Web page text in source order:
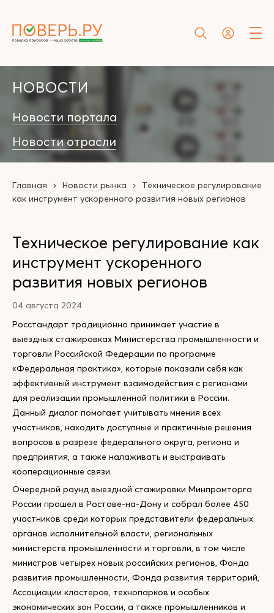
НОВОСТИ
Новости портала
Новости отрасли
Главная Новости рынка
Техническое регулирование
как инструмент ускоренного развития новых регионов
Техническое регулирование как
инструмент ускоренного
развития новых регионов
04 августа 2024
Росстандарт традиционно принимает участие в
выездных стажировках Министерства промышленности и
торговли Российской Федерации по программе
«Федеральная практика», которые показали себя как
эффективный инструмент взаимодействия с регионами
для реализации промышленной политики в России.
Данный диалог помогает учитывать мнения всех
участников, находить доступные и практичные решения
вопросов в разрезе федерального округа, региона и
предприятия, а также налаживать и выстраивать
кооперационные связи.
Очередной раунд выездной стажировки Минпромторга
России прошел в Ростове-на-Дону и собрал более 450
участников среди которых представители федеральных
органов исполнительной власти, региональных
министерств промышленности и торговли, в том числе
министров четырех новых российских регионов, Фонда
развития промышленности, Фонда развития территорий,
Ассоциации кластеров, технопарков и особых
экономических зон России, а также промышленников и